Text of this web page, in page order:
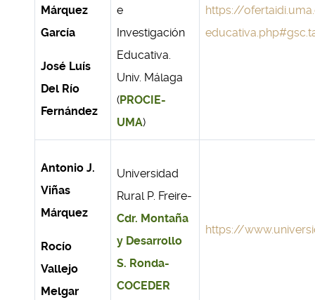
Márquez
García
José Luís
Del Río
Fernández
e
Investigación
Educativa.
Univ. Málaga
(PROCIE-
UMA)
https://
Antonio J.
Viñas
Márquez
Rocío
Vallejo
Melgar
Universidad
Rural P. Freire-
Cdr. Montaña
y Desarrollo
S. Ronda-
COCEDER
https://